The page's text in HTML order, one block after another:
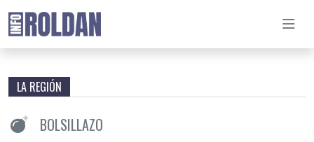
LA REGIÓN
BOLSILLAZO